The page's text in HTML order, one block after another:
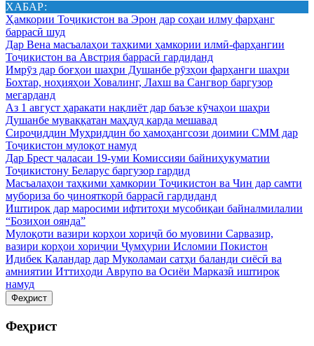
ХАБАР:
Ҳамкории Тоҷикистон ва Эрон дар соҳаи илму фарҳанг
баррасӣ шуд
Дар Вена масъалаҳои таҳкими ҳамкории илмӣ-фарҳангии
Тоҷикистон ва Австрия баррасӣ гардиданд
Имрӯз дар боғҳои шаҳри Душанбе рӯзҳои фарҳанги шаҳри
Бохтар, ноҳияҳои Ховалинг, Лахш ва Сангвор баргузор
мегарданд
Аз 1 август ҳаракати нақлиёт дар баъзе кӯчаҳои шаҳри
Душанбе муваққатан маҳдуд карда мешавад
Сироҷиддин Муҳриддин бо ҳамоҳангсози доимии СММ дар
Тоҷикистон мулоқот намуд
Дар Брест ҷаласаи 19-уми Комиссияи байниҳукуматии
Тоҷикистону Беларус баргузор гардид
Масъалаҳои таҳкими ҳамкории Тоҷикистон ва Чин дар самти
мубориза бо ҷинояткорӣ баррасӣ гардиданд
Иштирок дар маросими ифтитоҳи мусобиқаи байналмилалии
“Бозиҳои оянда”
Мулоқоти вазири корҳои хориҷӣ бо муовини Сарвазир,
вазири корҳои хориҷии Ҷумҳурии Исломии Покистон
Идибек Қаландар дар Муколамаи сатҳи баланди сиёсӣ ва
амниятии Иттиҳоди Аврупо ва Осиёи Марказӣ иштирок
намуд
Феҳрист
Феҳрист